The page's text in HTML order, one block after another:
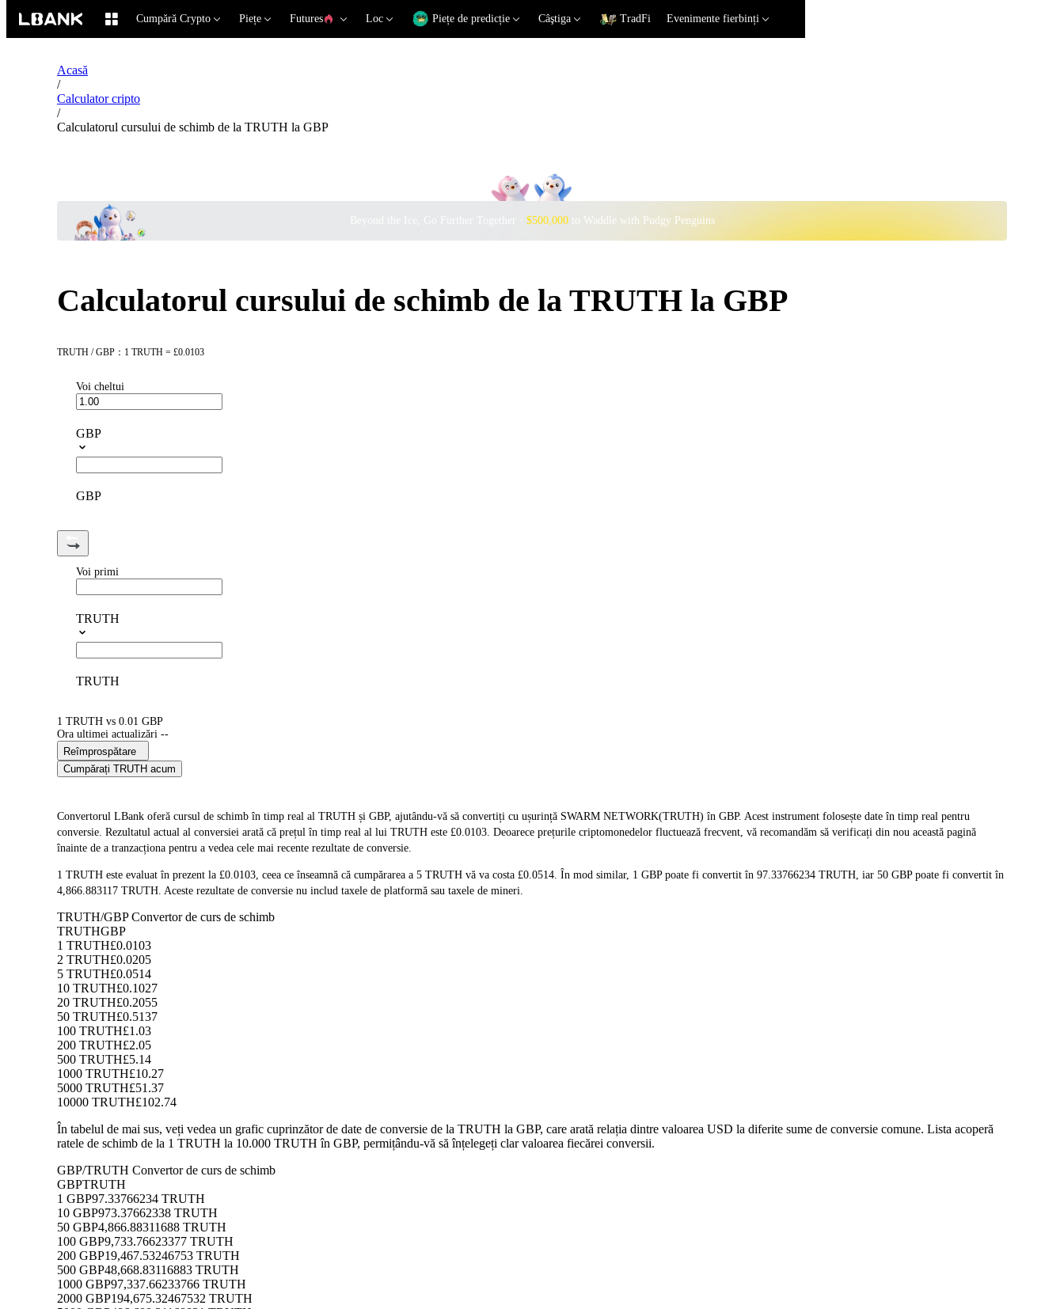
Cumpără Crypto Piețe Futures Loc Piețe de predicție Câştiga TradFi Evenimente fierbinți
Acasă
/
Calculator cripto
/
Calculatorul cursului de schimb de la TRUTH la GBP
Beyond the Ice, Go Further Together · $500,000to Waddle with Pudgy Penguins
Calculatorul cursului de schimb de la TRUTH la GBP
TRUTH / GBP：1 TRUTH = £0.0103
Voi cheltui
GBP
GBP
Voi primi
TRUTH
TRUTH
1 TRUTH vs 0.01 GBP
Ora ultimei actualizări --
Reîmprospătare
Cumpărați TRUTH acum
Convertorul LBank oferă cursul de schimb în timp real al TRUTH și GBP, ajutându-vă să convertiți cu ușurință SWARM NETWORK(TRUTH) în GBP. Acest instrument folosește date în timp real pentru
conversie. Rezultatul actual al conversiei arată că prețul în timp real al lui TRUTH este £0.0103. Deoarece prețurile criptomonedelor fluctuează frecvent, vă recomandăm să verificați din nou această pagină
înainte de a tranzacționa pentru a vedea cele mai recente rezultate de conversie.
1 TRUTH este evaluat în prezent la £0.0103, ceea ce înseamnă că cumpărarea a 5 TRUTH vă va costa £0.0514. În mod similar, 1 GBP poate fi convertit în 97.33766234 TRUTH, iar 50 GBP poate fi convertit în
4,866.883117 TRUTH. Aceste rezultate de conversie nu includ taxele de platformă sau taxele de mineri.
TRUTH/GBP Convertor de curs de schimb
TRUTHGBP
1 TRUTH£0.0103
2 TRUTH£0.0205
5 TRUTH£0.0514
10 TRUTH£0.1027
20 TRUTH£0.2055
50 TRUTH£0.5137
100 TRUTH£1.03
200 TRUTH£2.05
500 TRUTH£5.14
1000 TRUTH£10.27
5000 TRUTH£51.37
10000 TRUTH£102.74
În tabelul de mai sus, veți vedea un grafic cuprinzător de date de conversie de la TRUTH la GBP, care arată relația dintre valoarea USD la diferite sume de conversie comune. Lista acoperă
ratele de schimb de la 1 TRUTH la 10.000 TRUTH în GBP, permițându-vă să înțelegeți clar valoarea fiecărei conversii.
GBP/TRUTH Convertor de curs de schimb
GBPTRUTH
1 GBP97.33766234 TRUTH
10 GBP973.37662338 TRUTH
50 GBP4,866.88311688 TRUTH
100 GBP9,733.76623377 TRUTH
200 GBP19,467.53246753 TRUTH
500 GBP48,668.83116883 TRUTH
1000 GBP97,337.66233766 TRUTH
2000 GBP194,675.32467532 TRUTH